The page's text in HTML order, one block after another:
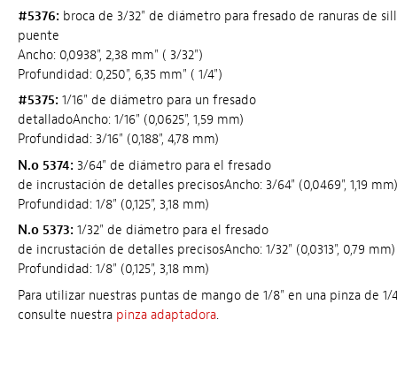
#5376: broca de 3/32" de diámetro para fresado de ranuras de
puente
Ancho: 0,0938", 2,38 mm" ( 3/32")
Profundidad: 0,250", 6,35 mm" ( 1/4")
#5375: 1/16" de diámetro para un fresado
detalladoAncho: 1/16" (0,0625", 1,59 mm)
Profundidad: 3/16" (0,188", 4,78 mm)
N.o 5374: 3/64" de diámetro para el fresado
de incrustación de detalles precisosAncho: 3/64" (0,0469", 1,19 mm)
Profundidad: 1/8" (0,125", 3,18 mm)
N.o 5373: 1/32" de diámetro para el fresado
de incrustación de detalles precisosAncho: 1/32" (0,0313", 0,79 mm)
Profundidad: 1/8" (0,125", 3,18 mm)
Para utilizar nuestras puntas de mango de 1/8" en una pinza de 1/
consulte nuestra pinza adaptadora.